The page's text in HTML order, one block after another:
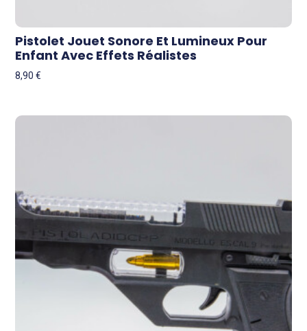
Pistolet Jouet Sonore Et Lumineux Pour
Enfant Avec Effets Réalistes
8,90€